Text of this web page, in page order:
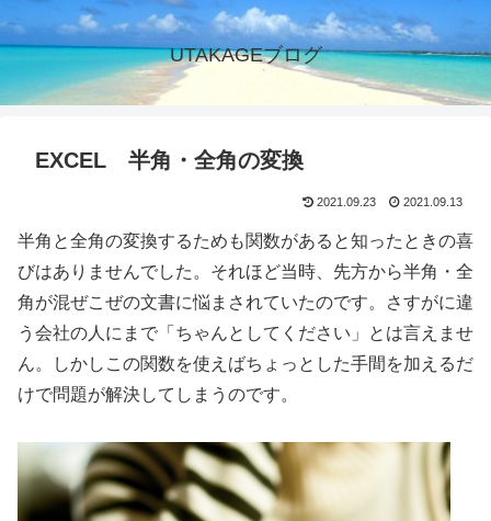
UTAKAGEブログ
EXCEL 半角・全角の変換
2021.09.23 2021.09.13
半角と全角の変換するためも関数があると知ったときの喜
びはありませんでした。それほど当時、先方から半角・全
角が混ぜこぜの文書に悩まされていたのです。さすがに違
う会社の人にまで「ちゃんとしてください」とは言えませ
ん。しかしこの関数を使えばちょっとした手間を加えるだ
けで問題が解決してしまうのです。